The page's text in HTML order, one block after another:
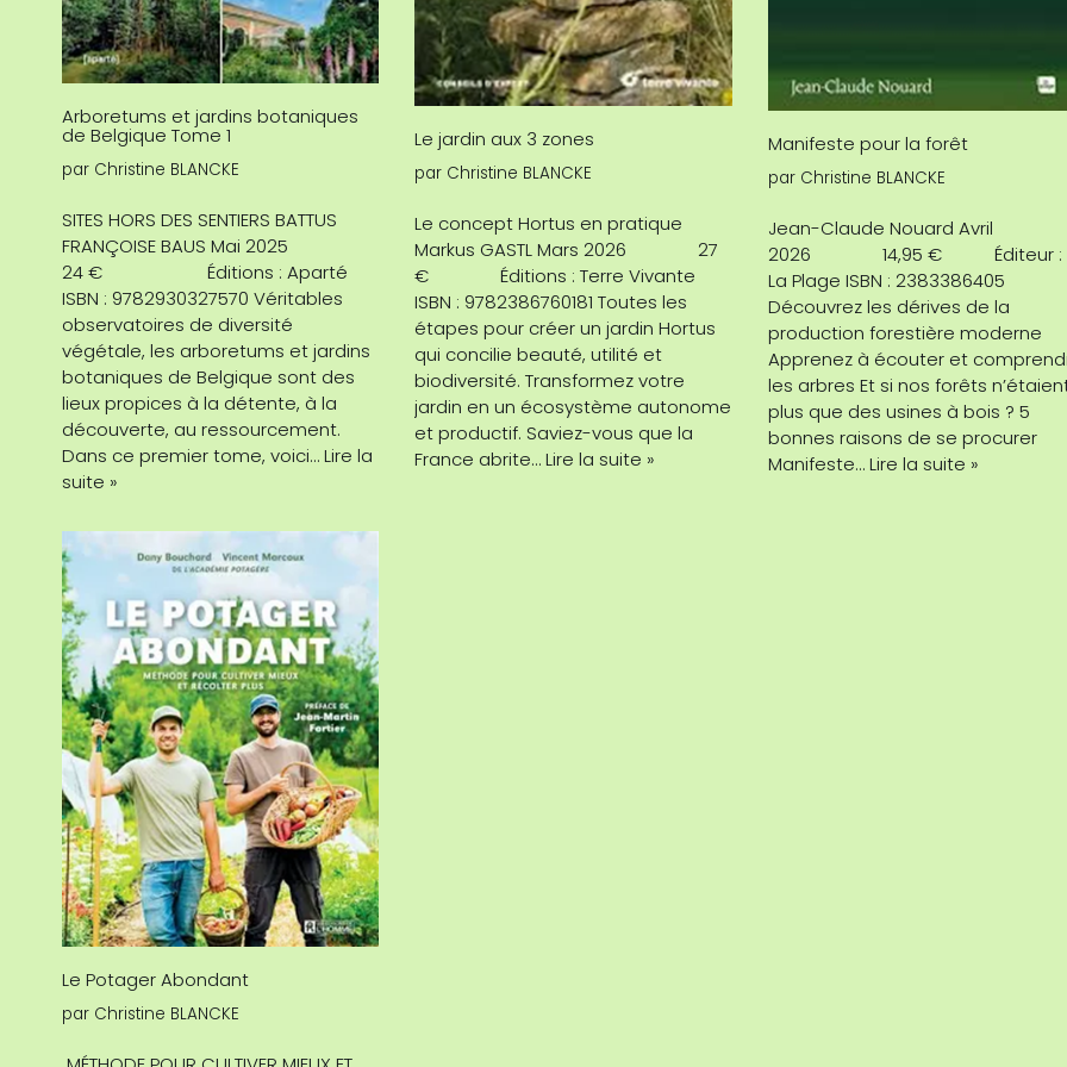
Arboretums et jardins botaniques
de Belgique Tome 1
par Christine BLANCKE
SITES HORS DES SENTIERS BATTUS
FRANÇOISE BAUS Mai 2025
24 € Éditions : Aparté
ISBN : 9782930327570 Véritables
observatoires de diversité
végétale, les arboretums et jardins
botaniques de Belgique sont des
lieux propices à la détente, à la
découverte, au ressourcement.
Dans ce premier tome, voici…Lire la
suite »
Le jardin aux 3 zones
par Christine BLANCKE
Le concept Hortus en pratique
Markus GASTL Mars 2026 27
€ Éditions : Terre Vivante
ISBN : 9782386760181 Toutes les
étapes pour créer un jardin Hortus
qui concilie beauté, utilité et
biodiversité. Transformez votre
jardin en un écosystème autonome
et productif. Saviez-vous que la
France abrite…Lire la suite »
Manifeste pour la forêt
par Christine BLANCKE
Jean-Claude Nouard Avril
2026 14,95 € Éditeur :
La Plage ISBN : 2383386405
Découvrez les dérives de la
production forestière moderne
Apprenez à écouter et
les arbres Et si nos forêts
plus que des usines à bois ? 5
bonnes raisons de se procurer
Manifeste…Lire la suite »
Le Potager Abondant
par Christine BLANCKE